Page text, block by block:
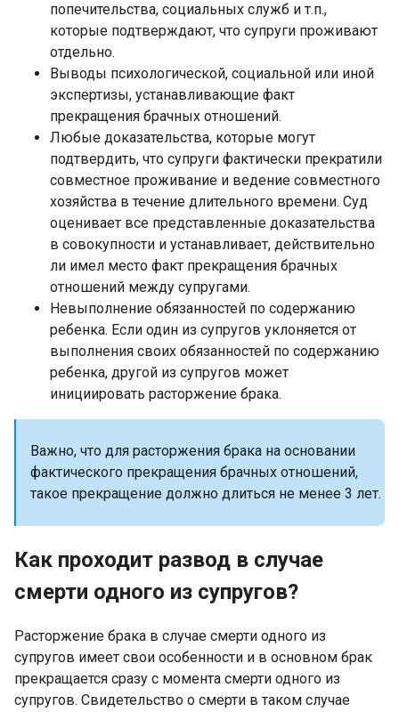
попечительства, социальных служб и т.п.,
которые подтверждают, что супруги проживают
отдельно.
Выводы психологической, социальной или иной
экспертизы, устанавливающие факт
прекращения брачных отношений.
Любые доказательства, которые могут
подтвердить, что супруги фактически прекратили
совместное проживание и ведение совместного
хозяйства в течение длительного времени. Суд
оценивает все представленные доказательства
в совокупности и устанавливает, действительно
ли имел место факт прекращения брачных
отношений между супругами.
Невыполнение обязанностей по содержанию
ребенка. Если один из супругов уклоняется от
выполнения своих обязанностей по содержанию
ребенка, другой из супругов может
инициировать расторжение брака.
Важно, что для расторжения брака на основании
фактического прекращения брачных отношений,
такое прекращение должно длиться не менее 3 лет.
Как проходит развод в случае
смерти одного из супругов?
Расторжение брака в случае смерти одного из
супругов имеет свои особенности и в основном брак
прекращается сразу с момента смерти одного из
супругов. Свидетельство о смерти в таком случае